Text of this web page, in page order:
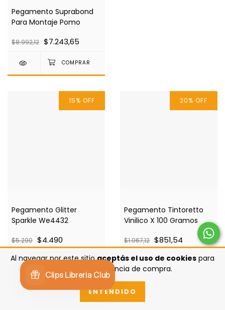
Al navegar por este sitioaceptás el uso de cookies para
agilizar tu experiencia de compra.
ENTENDIDO
Pegamento Suprabond
Para Montaje Pomo
$8.992,12 $7.243,65
15% OFF
Pegamento Glitter
Sparkle We4432
$5.290 $4.490
20% OFF
Pegamento Tintoretto
Vinilico X 100 Gramos
$1.067,12 $851,54